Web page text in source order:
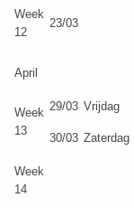
Week
12
23/03
April
Week
13
29/03
30/03
Vrijdag
Zaterdag
Week
14